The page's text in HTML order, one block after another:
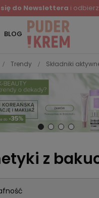
do Newslettera i
BLOG
Trendy Składniki
z